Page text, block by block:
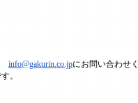
info@gakurin.co.jpにお問い合わせ
。